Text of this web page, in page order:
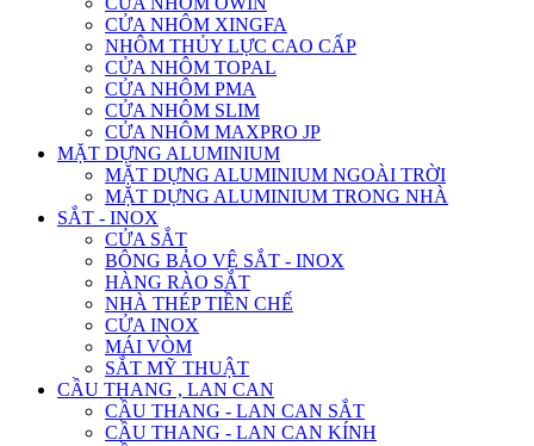
CỬA NHÔM XINGFA
NHÔM THỦY LỰC CAO CẤP
CỬA NHÔM TOPAL
CỬA NHÔM PMA
CỬA NHÔM SLIM
CỬA NHÔM MAXPRO JP
MẶT DỰNG ALUMINIUM
MẶT DỰNG ALUMINIUM NGOÀI TRỜI
MẶT DỰNG ALUMINIUM TRONG NHÀ
SẮT - INOX
CỬA SẮT
BÔNG BẢO VỆ SẮT - INOX
HÀNG RÀO SẮT
NHÀ THÉP TIỀN CHẾ
CỬA INOX
MÁI VÒM
SẮT MỸ THUẬT
CẦU THANG , LAN CAN
CẦU THANG - LAN CAN SẮT
CẦU THANG - LAN CAN KÍNH